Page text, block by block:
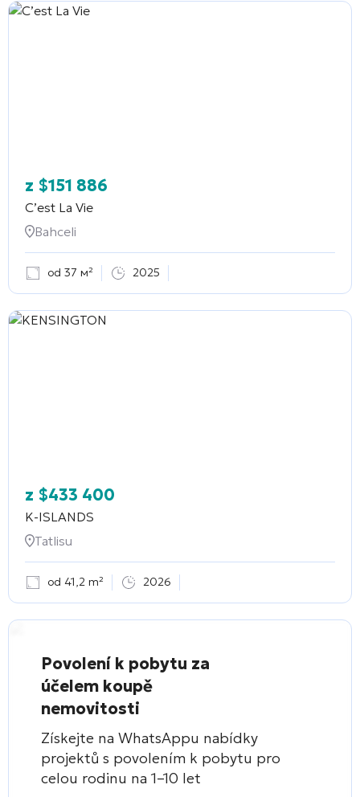
z $151 886
C’est La Vie
Bahceli
od 37 м² 2025
z $433 400
K-ISLANDS
Tatlisu
od 41,2 m² 2026
Povolení k pobytu za
účelem koupě
nemovitosti
Získejte na WhatsAppu nabídky
projektů s povolením k pobytu pro
celou rodinu na 1–10 let